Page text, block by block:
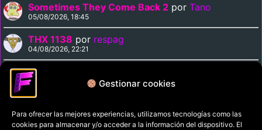
Gestionar cookies
Para ofrecer las mejores experiencias, utilizamos tecnologías como las
cookies para almacenar y/o acceder a la información del dispositivo. El
Sometimes They Come Back 2 por Tano
05/08/2026, 18:45
THX 1138 por respag
04/08/2026, 22:21
Emerald Dawn
04/08/2026, 18:50
Política de privacidad